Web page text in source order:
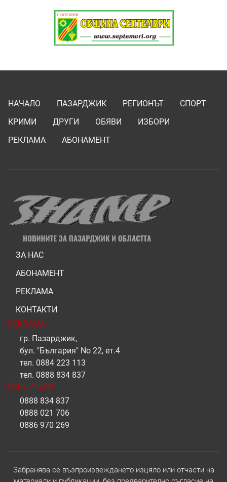
НАЧАЛО ПАЗАРДЖИК РЕГИОНЪТ
СПОРТ
КРИМИ
ДРУГИ ОБЯВИ
ИЗБОРИ
РЕКЛАМА
АБОНАМЕНТ
ЗА НАС
АБОНАМЕНТ
РЕКЛАМА
КОНТАКТИ
РЕКЛАМА
гр. Пазарджик,
бул. "България" No 22, ет.4
тел. 0884 223 113
тел. 0888 834 837
РЕПОРТЕРИ
0888 834 837
0888 021 706
0886 970 269
Забранява се възпроизвеждането изцяло или отчасти на